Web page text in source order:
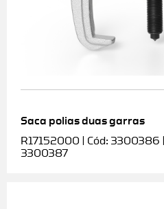
Saca polias duas garras
R17152000 | Cód: 3300386
3300387